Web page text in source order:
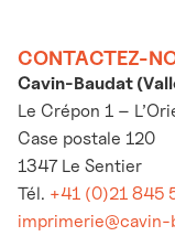
CONTACTEZ-
Cavin-Baudat
Le Crépon 1 –
Case postale 120
1347 Le Sentier
Tél. +41 (0)21 845
imprimerie@cavin-